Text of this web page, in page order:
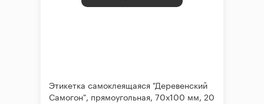
Этикетка самоклеящаяся "Деревенский
Самогон", прямоугольная, 70х100 мм, 20